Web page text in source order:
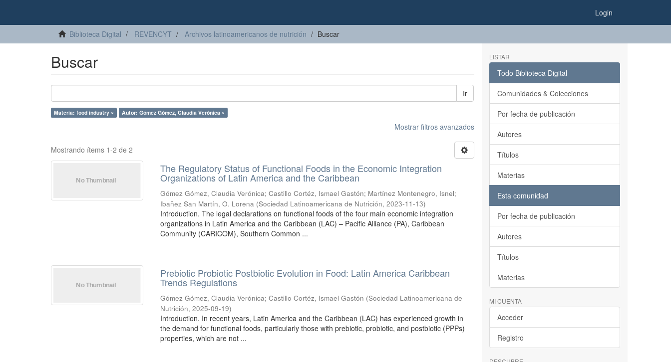
Login
Biblioteca Digital REVENCYT Archivos latinoamericanos de nutrición Buscar
Buscar
Ir
Materia: food industry × Autor: Gómez Gómez, Claudia Verónica ×
Mostrar filtros avanzados
Mostrando ítems 1-2 de 2
The Regulatory Status of Functional Foods in the Economic Integration
Organizations of Latin America and the Caribbean
Gómez Gómez, Claudia Verónica;Castillo Cortéz, Ismael Gastón; Martínez Montenegro, Isnel;
Ibañez San Martín, O. Lorena (Sociedad Latinoamericana de Nutrición,2023-11-13)
Introduction. The legal declarations on functional foods of the four main economic integration
organizations in Latin America and the Caribbean (LAC) – Pacific Alliance (PA), Caribbean
Community (CARICOM), Southern Common ...
Prebiotic Probiotic Postbiotic Evolution in Food: Latin America Caribbean
Trends Regulations
Gómez Gómez, Claudia Verónica;Castillo Cortéz, Ismael Gastón (Sociedad Latinoamericana de
Nutrición,2025-09-19)
Introduction. In recent years, Latin America and the Caribbean (LAC) has experienced growth in
the demand for functional foods, particularly those with prebiotic, probiotic, and postbiotic (PPPs)
properties, which are not ...
LISTAR
Todo Biblioteca Digital
Comunidades & Colecciones
Por fecha de publicación
Autores
Títulos
Materias
Esta comunidad
Por fecha de publicación
Autores
Títulos
Materias
MI CUENTA
Acceder
Registro